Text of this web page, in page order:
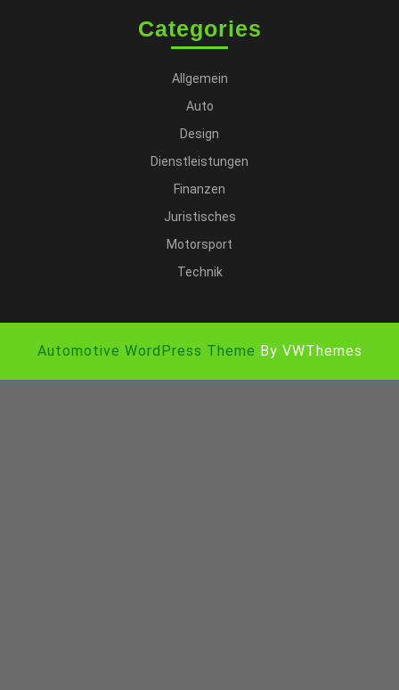
Categories
Allgemein
Auto
Design
Dienstleistungen
Finanzen
Juristisches
Motorsport
Technik
Automotive WordPress Theme By VWThemes